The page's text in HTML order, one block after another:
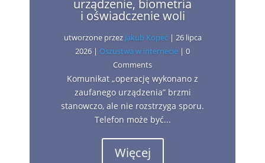
urządzenie, biometria
i oświadczenie woli
utworzone przez Jakub Kopeć| 26 lipca
2026 | Oszustwa w internecie | 0
Comments
Komunikat „operację wykonano z
zaufanego urządzenia” brzmi
stanowczo, ale nie rozstrzyga sporu.
Telefon może być...
Więcej